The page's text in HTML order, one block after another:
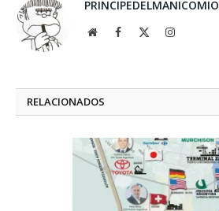
PRINCIPEDELMANICOMIO
WebsiteFacebook Instagram
RELACIONADOS